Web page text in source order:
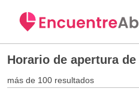
Horario de apertura de
más de 100 resultados